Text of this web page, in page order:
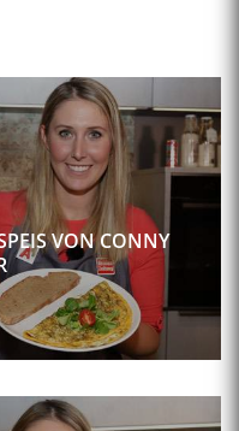
VON CONNY